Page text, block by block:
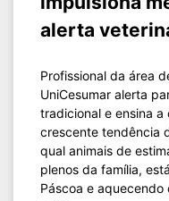
alerta
Profissional da área
UniCesumar alerta
tradicional e ensina a
crescente tendência
qual animais de
plenos da família,
Páscoa e